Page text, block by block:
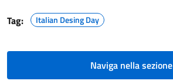
Paginazione
Tag: Italian Desing Day
Naviga nella sezione